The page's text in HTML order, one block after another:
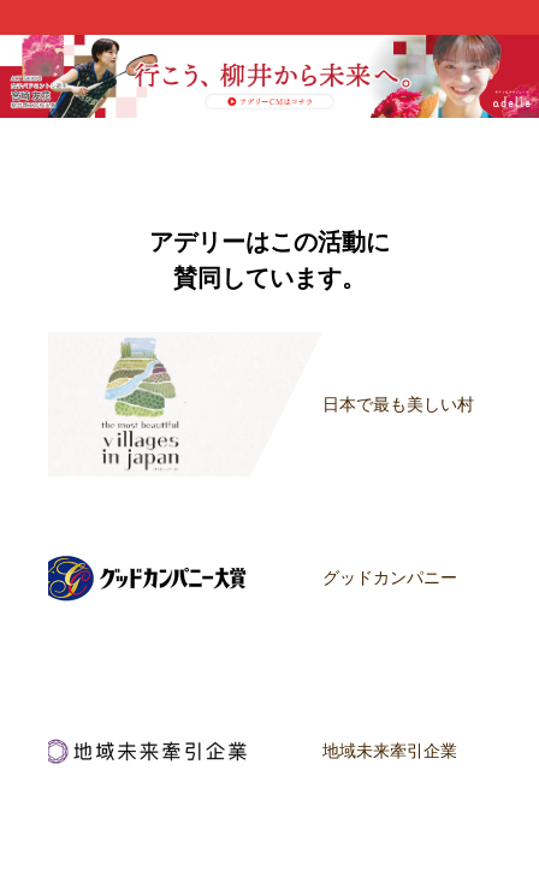
アデリーはこの活動に
賛同しています。
日本で最も美しい村
グッドカンパニー
地域未来牽引企業